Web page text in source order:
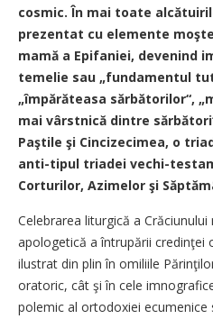
cosmic. În mai toate
prezentat cu elemente
mamă a Epifaniei, devenind
temelie sau „fundamentul
„împărăteasa sărbătorilor“,
mai vârstnică dintre
Paştile şi Cincizecimea, o
anti-tipul triadei vechi-
Corturilor, Azimelor şi
Celebrarea liturgică a
apologetică a întrupării credinţei
ilustrat din plin în omiliile
oratoric, cât şi în cele
polemic al ortodoxiei ecumenice